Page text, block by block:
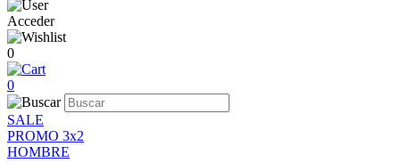
Acceder
0
0
SALE
PROMO 3x2
HOMBRE